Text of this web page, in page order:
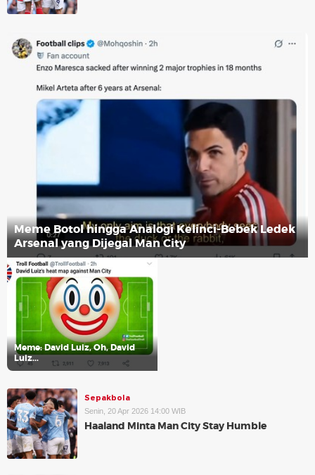
Meme Botol hingga Analogi Kelinci-Bebek Ledek
Arsenal yang Dijegal Man City
Meme: David Luiz, Oh, David
Luiz...
Sepakbola
Senin, 20 Apr 2026 14:00 WIB
Haaland Minta Man City Stay Humble